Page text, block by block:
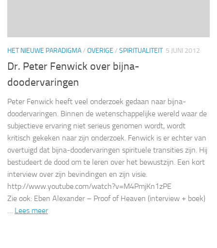
HET NIEUWE PARADIGMA/ OVERIGE / SPIRITUALITEIT 5 JUNI 2012
Dr. Peter Fenwick over bijna-
doodervaringen
Peter Fenwick heeft veel onderzoek gedaan naar bijna-
doodervaringen. Binnen de wetenschappelijke wereld waar de
subjectieve ervaring niet serieus genomen wordt, wordt
kritisch gekeken naar zijn onderzoek. Fenwick is er echter van
overtuigd dat bijna-doodervaringen spirituele transities zijn. Hij
bestudeert de dood om te leren over het bewustzijn. Een kort
interview over zijn bevindingen en zijn visie.
http://www.youtube.com/watch?v=M4PmjKn1zPE
Zie ook: Eben Alexander – Proof of Heaven (interview + boek)
… Lees meer